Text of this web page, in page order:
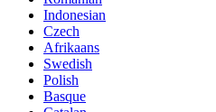
Indonesian
Czech
Afrikaans
Swedish
Polish
Basque